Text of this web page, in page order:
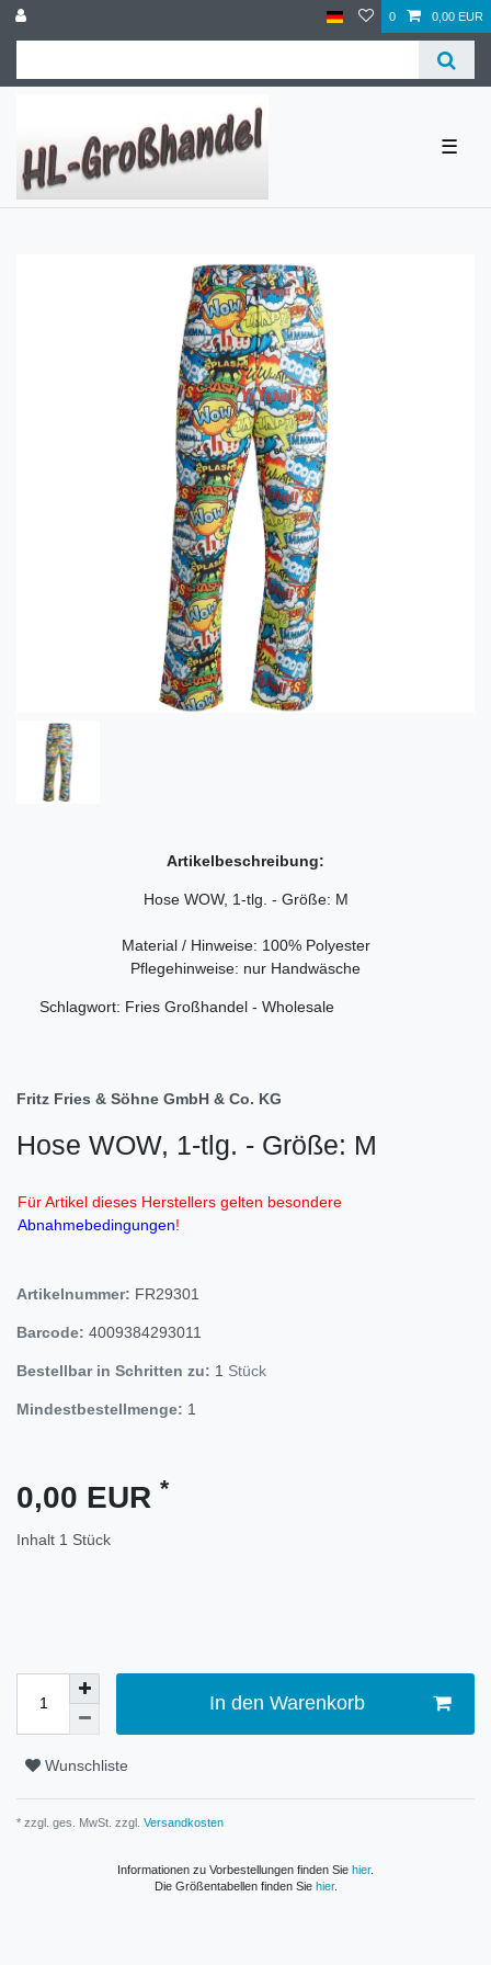
0 0,00 EUR
☰
Artikelbeschreibung:
Hose WOW, 1-tlg. - Größe: M
Material / Hinweise: 100% Polyester
Pflegehinweise: nur Handwäsche
Schlagwort: Fries Großhandel - Wholesale
Fritz Fries & Söhne GmbH & Co. KG
Hose WOW, 1-tlg. - Größe: M
Für Artikel dieses Herstellers gelten besondere
Abnahmebedingungen!
Artikelnummer: FR29301
Barcode: 4009384293011
Bestellbar in Schritten zu: 1 Stück
Mindestbestellmenge: 1
0,00 EUR *
Inhalt 1 Stück
In den Warenkorb
Wunschliste
* zzgl. ges. MwSt. zzgl. Versandkosten
Informationen zu Vorbestellungen finden Sie hier.
Die Größentabellen finden Sie hier.